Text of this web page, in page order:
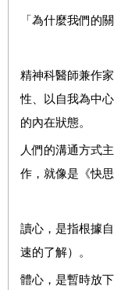
「為什麼我們的
精神科醫師兼作
性、以自我為中
的內在狀態。
人們的溝通方式
作，就像是《快
讀心，是指根據
速的了解）。
體心，是暫時放